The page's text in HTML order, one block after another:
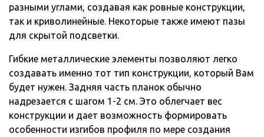
разными углами, создавая как ровные конструкции,
так и криволинейные. Некоторые также имеют пазы
для скрытой подсветки.
Гибкие металлические элементы позволяют легко
создавать именно тот тип конструкции, который Вам
будет нужен. Задняя часть планок обычно
надрезается с шагом 1-2 см. Это облегчает вес
конструкции и дает возможность формировать
особенности изгибов профиля по мере создания